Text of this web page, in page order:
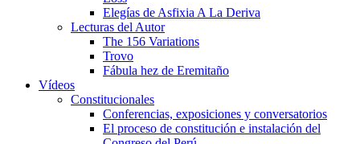
Elegías de Asfixia A La Deriva
Lecturas del Autor
The 156 Variations
Trovo
Fábula hez de Eremitaño
Vídeos
Constitucionales
Conferencias, exposiciones y conversatorios
El proceso de constitución e instalación del